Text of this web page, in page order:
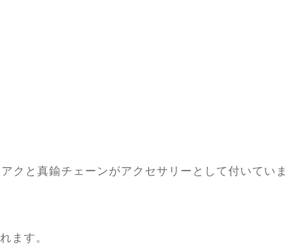
クと真鍮チェーンがアクセサリーとして付いていま
ます。